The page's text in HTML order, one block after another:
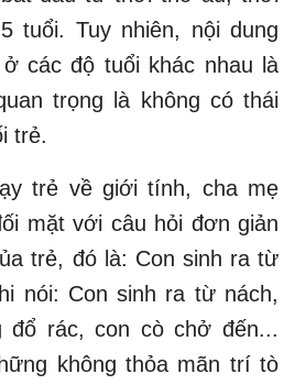
tuổi. Tuy nhiên, nội dung
các độ tuổi khác nhau là
trọng là không có thái
trẻ.
trẻ về giới tính, cha mẹ
mặt với câu hỏi đơn giản
trẻ, đó là: Con sinh ra từ
nói: Con sinh ra từ nách,
đổ rác, con cò chở đến...
không thỏa mãn trí tò